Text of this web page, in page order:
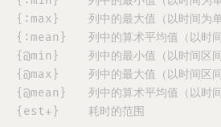
列中的最大值（以时间为单
列中的算术平均值（以时间
列中的最小值（以时间区间
列中的最大值（以时间区间
列中的算术平均值（以时间
{est+}    耗时的范围